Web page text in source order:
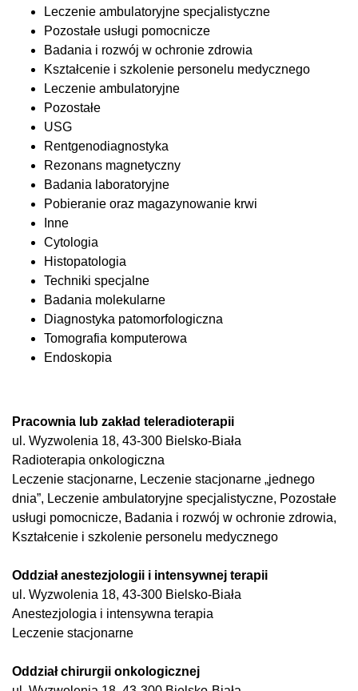
Leczenie ambulatoryjne specjalistyczne
Pozostałe usługi pomocnicze
Badania i rozwój w ochronie zdrowia
Kształcenie i szkolenie personelu medycznego
Leczenie ambulatoryjne
Pozostałe
USG
Rentgenodiagnostyka
Rezonans magnetyczny
Badania laboratoryjne
Pobieranie oraz magazynowanie krwi
Inne
Cytologia
Histopatologia
Techniki specjalne
Badania molekularne
Diagnostyka patomorfologiczna
Tomografia komputerowa
Endoskopia
Pracownia lub zakład teleradioterapii
ul. Wyzwolenia 18, 43-300 Bielsko-Biała
Radioterapia onkologiczna
Leczenie stacjonarne, Leczenie stacjonarne „jednego
dnia”, Leczenie ambulatoryjne specjalistyczne, Pozostałe
usługi pomocnicze, Badania i rozwój w ochronie zdrowia,
Kształcenie i szkolenie personelu medycznego
Oddział anestezjologii i intensywnej terapii
ul. Wyzwolenia 18, 43-300 Bielsko-Biała
Anestezjologia i intensywna terapia
Leczenie stacjonarne
Oddział chirurgii onkologicznej